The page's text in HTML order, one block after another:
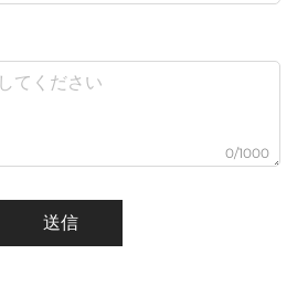
0/1000
送信